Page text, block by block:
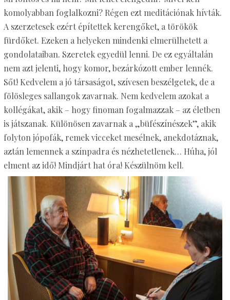
komolyabban foglalkozni? Régen ezt meditációnak hívták.
A szerzetesek ezért építettek kerengőket, a törökök
fürdőket. Ezeken a helyeken mindenki elmerülhetett a
gondolataiban. Szeretek egyedül lenni. De ez egyáltalán
nem azt jelenti, hogy komor, bezárkózott ember lennék.
Sőt! Kedvelem a jó társaságot, szívesen beszélgetek, de a
fölösleges sallangok zavarnak. Nem kedvelem azokat a
kollégákat, akik – hogy finoman fogalmazzak – az életben
is játszanak. Különösen zavarnak a „büfészínészek”, akik
folyton jópofák, remek vicceket mesélnek, anekdotáznak,
aztán lemennek a színpadra és nézhetetlenek… Húha, jól
elment az idő! Mindjárt hat óra! Készülnöm kell.